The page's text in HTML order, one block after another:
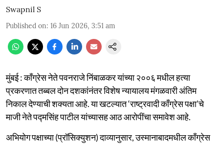
Swapnil S
Published on: 16 Jun 2026, 3:51 am
मुंबई : काँग्रेस नेते पवनराजे निंबाळकर यांच्या २००६ मधील हत्या
प्रकरणात तब्बल दोन दशकांनंतर विशेष न्यायालय मंगळवारी अंतिम
निकाल देण्याची शक्यता आहे. या खटल्यात ‘राष्ट्रवादी काँग्रेस पक्षा’चे
माजी नेते पद्मसिंह पाटील यांच्यासह आठ आरोपींचा समावेश आहे.
अभियोग पक्षाच्या (प्रॉसिक्युशन) दाव्यानुसार, उस्मानाबादमधील काँग्रेस